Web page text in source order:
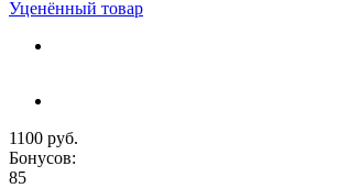
Уценённый товар
1100 руб.
Бонусов:
85